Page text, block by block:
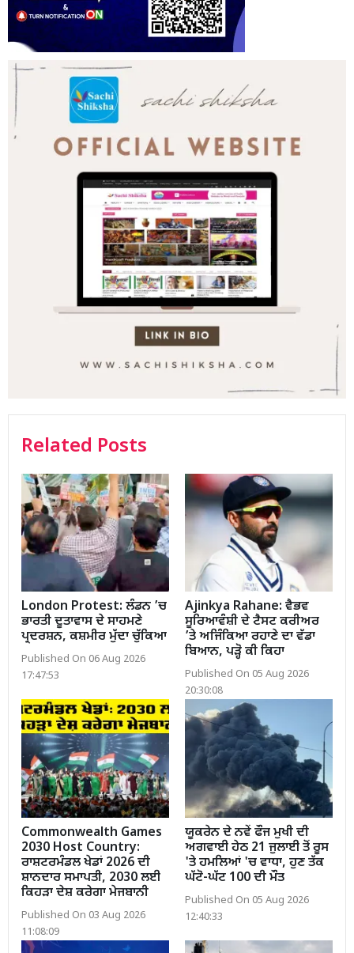
Related Posts
London Protest: ਲੰਡਨ ’ਚ
ਭਾਰਤੀ ਦੂਤਾਵਾਸ ਦੇ ਸਾਹਮਣੇ
ਪ੍ਰਦਰਸ਼ਨ, ਕਸ਼ਮੀਰ ਮੁੱਦਾ ਚੁੱਕਿਆ
Published On 06 Aug 2026
17:47:53
Ajinkya Rahane: ਵੈਭਵ
ਸੂਰਿਆਵੰਸ਼ੀ ਦੇ ਟੈਸਟ ਕਰੀਅਰ
’ਤੇ ਅਜਿੰਕਿਆ ਰਹਾਣੇ ਦਾ ਵੱਡਾ
ਬਿਆਨ, ਪੜ੍ਹੋ ਕੀ ਕਿਹਾ
Published On 05 Aug 2026
20:30:08
Commonwealth Games
2030 Host Country:
ਰਾਸ਼ਟਰਮੰਡਲ ਖੇਡਾਂ 2026 ਦੀ
ਸ਼ਾਨਦਾਰ ਸਮਾਪਤੀ, 2030 ਲਈ
ਕਿਹੜਾ ਦੇਸ਼ ਕਰੇਗਾ ਮੇਜਬਾਨੀ
Published On 03 Aug 2026
11:08:09
ਯੂਕਰੇਨ ਦੇ ਨਵੇਂ ਫੌਜ ਮੁਖੀ ਦੀ
ਅਗਵਾਈ ਹੇਠ 21 ਜੁਲਾਈ ਤੋਂ ਰੂਸ
'ਤੇ ਹਮਲਿਆਂ 'ਚ ਵਾਧਾ, ਹੁਣ ਤੱਕ
ਘੱਟੋ-ਘੱਟ 100 ਦੀ ਮੌਤ
Published On 05 Aug 2026
12:40:33